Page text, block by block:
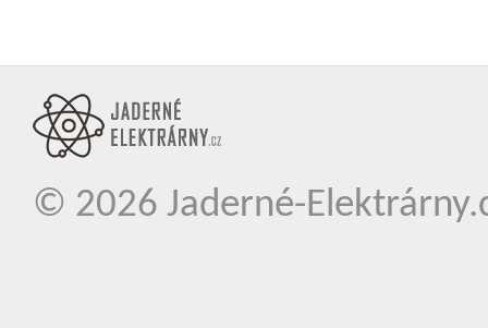
© 2026 Jaderné-